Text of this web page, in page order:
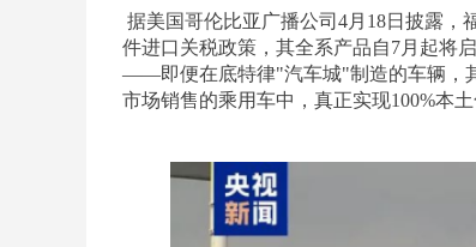
据美国哥伦比亚广播公司4月18日披露，
件进口关税政策，其全系产品自7月起将
——即便在底特律"汽车城"制造的车辆，
市场销售的乘用车中，真正实现100%本土